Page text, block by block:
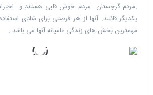
.مردم گرجستان مردم خوش قلبی هستند و
یکدیگر قائلند. آنها از هر فرصتی برای شادی
مهمترین بخش های زندگی عامیانه آنها می باشد .